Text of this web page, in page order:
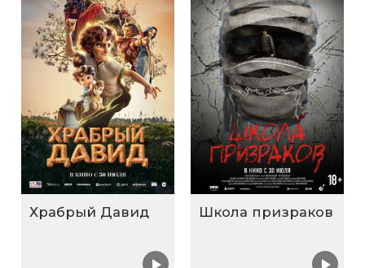
Храбрый Давид Школа призраков